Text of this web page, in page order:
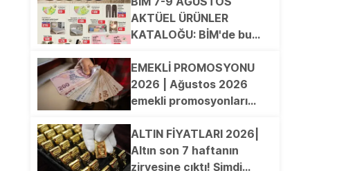
AKTÜEL ÜRÜNLER
KATALOĞU: BİM'de bu
indirimde? El Havlusu,
Yüz Havlusu, Çift Kişilik
Lastikli Çarşaf, Safari
Pantalon, Wok Tava...
EMEKLİ PROMOSYONU
2026 | Ağustos 2026
emekli promosyonları
ödemeyi hangi banka
veriyor?
ALTIN FİYATLARI 2026|
Altın son 7 haftanın
zirvesine çıktı! Şimdi